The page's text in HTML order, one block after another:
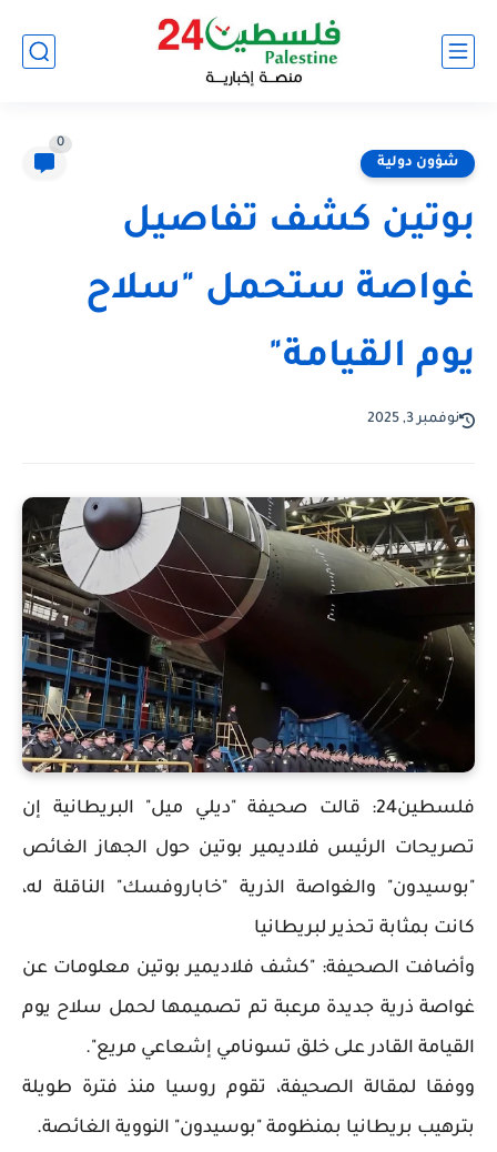
شؤون دولية
0
بوتين كشف تفاصيل
غواصة ستحمل "سلاح
يوم القيامة"
نوفمبر 3, 2025
فلسطين24: قالت صحيفة "ديلي ميل" البريطانية إن
تصريحات الرئيس فلاديمير بوتين حول الجهاز الغائص
"بوسيدون" والغواصة الذرية "خاباروفسك" الناقلة له،
كانت بمثابة تحذير لبريطانيا
وأضافت الصحيفة: "كشف فلاديمير بوتين معلومات عن
غواصة ذرية جديدة مرعبة تم تصميمها لحمل سلاح يوم
القيامة القادر على خلق تسونامي إشعاعي مريع".
ووفقا لمقالة الصحيفة، تقوم روسيا منذ فترة طويلة
بترهيب بريطانيا بمنظومة "بوسيدون" النووية الغائصة.